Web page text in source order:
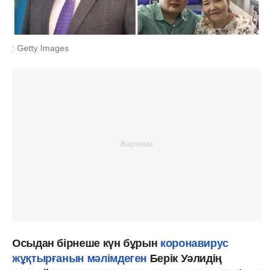
: Getty Images
Осыдан бірнеше күн бұрын коронавирус
жұқтырғанын мәлімдеген Берік Уәлидің